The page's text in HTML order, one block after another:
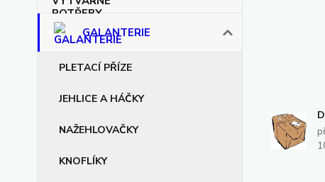
GALANTERIE
PLETACÍ PŘÍZE
JEHLICE A HÁČKY
NAŽEHLOVAČKY
KNOFLÍKY